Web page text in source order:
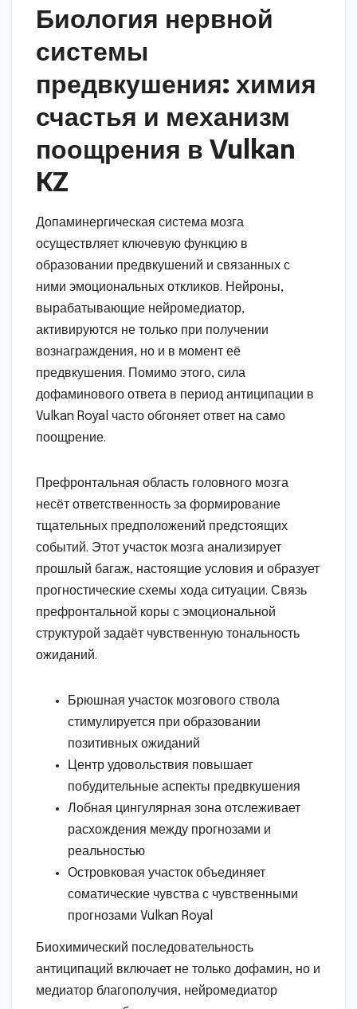
Биология нервной
системы
предвкушения: химия
счастья и механизм
поощрения в Vulkan
KZ
Допаминергическая система мозга
осуществляет ключевую функцию в
образовании предвкушений и связанных с
ними эмоциональных откликов. Нейроны,
вырабатывающие нейромедиатор,
активируются не только при получении
вознаграждения, но и в момент её
предвкушения. Помимо этого, сила
дофаминового ответа в период антиципации в
Vulkan Royal часто обгоняет ответ на само
поощрение.
Префронтальная область головного мозга
несёт ответственность за формирование
тщательных предположений предстоящих
событий. Этот участок мозга анализирует
прошлый багаж, настоящие условия и образует
прогностические схемы хода ситуации. Связь
префронтальной коры с эмоциональной
структурой задаёт чувственную тональность
ожиданий.
Брюшная участок мозгового ствола
стимулируется при образовании
позитивных ожиданий
Центр удовольствия повышает
побудительные аспекты предвкушения
Лобная цингулярная зона отслеживает
расхождения между прогнозами и
реальностью
Островковая участок объединяет
соматические чувства с чувственными
прогнозами Vulkan Royal
Биохимический последовательность
антиципаций включает не только дофамин, но и
медиатор благополучия, нейромедиатор